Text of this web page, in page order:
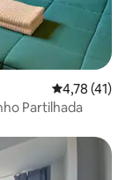
4,78 de uma
4,78 (41)
Partilhada